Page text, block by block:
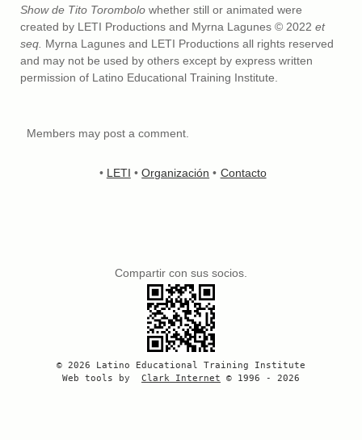
Show de Tito Torombolo whether still or animated were
created by LETI Productions and Myrna Lagunes © 2022 et
seq. Myrna Lagunes and LETI Productions all rights reserved
and may not be used by others except by express written
permission of Latino Educational Training Institute.
Members may post a comment.
• LETI • Organización • Contacto
Compartir con sus socios.
© 2026 Latino Educational Training Institute
Web tools by
Clark Internet © 1996 - 2026